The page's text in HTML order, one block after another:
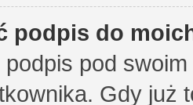
podpis do
pod
Gdy już